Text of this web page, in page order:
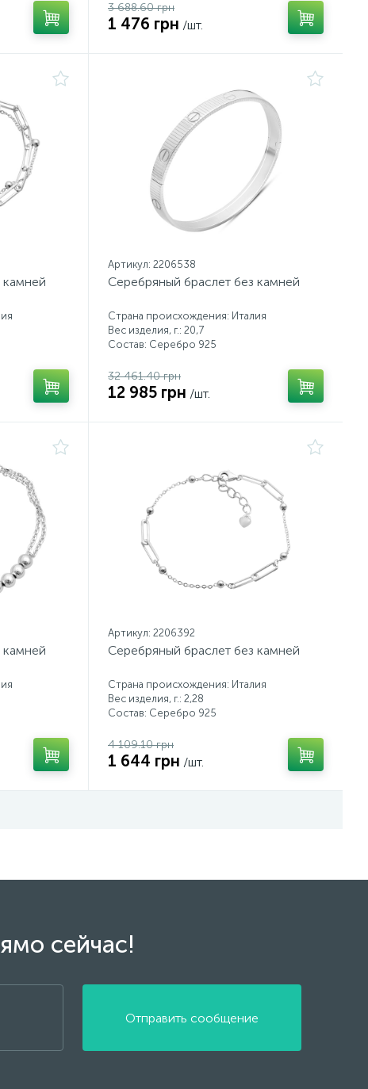
3 688.60 грн
1 476 грн /шт.
камней
Артикул: 2206538
Серебряный браслет без камней
Страна происхождения: Италия
Вес изделия, г.: 20,7
Состав: Серебро 925
32 461.40 грн
12 985 грн /шт.
камней
Артикул: 2206392
Серебряный браслет без камней
Страна происхождения: Италия
Вес изделия, г.: 2,28
Состав: Серебро 925
4 109.10 грн
1 644 грн /шт.
сейчас!
Отправить сообщение